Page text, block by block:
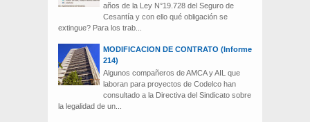
años de la Ley N°19.728 del Seguro de
Cesantía y con ello qué obligación se
extingue? Para los trab...
MODIFICACION DE CONTRATO (Informe
214)
Algunos compañeros de AMCA y AIL que
laboran para proyectos de Codelco han
consultado a la Directiva del Sindicato sobre
la legalidad de un...